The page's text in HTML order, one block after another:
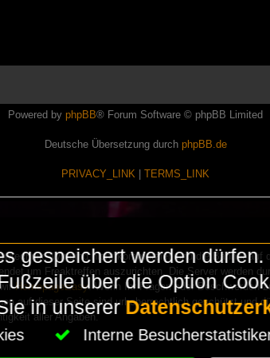
Powered by phpBB® Forum Software © phpBB Limited
Deutsche Übersetzung durch phpBB.de
PRIVACY_LINK TERMS_LINK
Wir sind nicht kommerziell und die Banner auf
um Freaktreffen auszurichten. Die Server werden
HomepageEasy. Wenn Ihr Fragen oder Beschwerden
auf dieser Seite sind urheberrechtlich geschützt und
aller Angaben.
gespeichert werden
über die Option
in unserer
Interne